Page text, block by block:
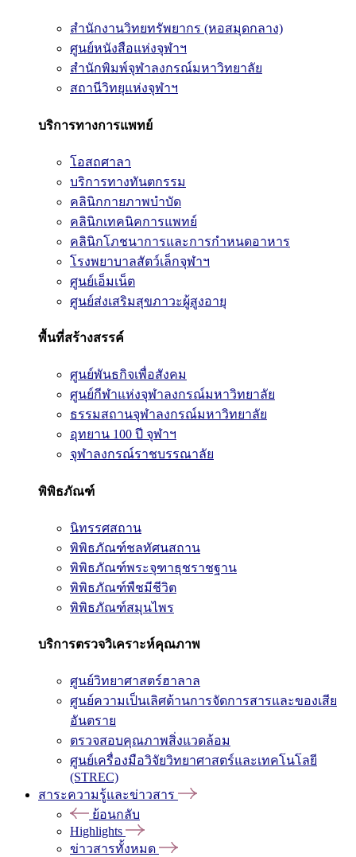
สำนักงานวิทยทรัพยากร (หอสมุดกลาง)
ศูนย์หนังสือแห่งจุฬาฯ
สำนักพิมพ์จุฬาลงกรณ์มหาวิทยาลัย
สถานีวิทยุแห่งจุฬาฯ
บริการทางการแพทย์
โอสถศาลา
บริการทางทันตกรรม
คลินิกกายภาพบำบัด
คลินิกเทคนิคการแพทย์
คลินิกโภชนาการและการกำหนดอาหาร
โรงพยาบาลสัตว์เล็กจุฬาฯ
ศูนย์เอ็มเน็ต
ศูนย์ส่งเสริมสุขภาวะผู้สูงอายุ
พื้นที่สร้างสรรค์
ศูนย์พันธกิจเพื่อสังคม
ศูนย์กีฬาแห่งจุฬาลงกรณ์มหาวิทยาลัย
ธรรมสถานจุฬาลงกรณ์มหาวิทยาลัย
อุทยาน 100 ปี จุฬาฯ
จุฬาลงกรณ์ราชบรรณาลัย
พิพิธภัณฑ์
นิทรรศสถาน
พิพิธภัณฑ์ชลทัศนสถาน
พิพิธภัณฑ์พระจุฑาธุชราชฐาน
พิพิธภัณฑ์พืชมีชีวิต
พิพิธภัณฑ์สมุนไพร
บริการตรวจวิเคราะห์คุณภาพ
ศูนย์วิทยาศาสตร์ฮาลาล
ศูนย์ความเป็นเลิศด้านการจัดการสารและของเสีย
อันตราย
ตรวจสอบคุณภาพสิ่งแวดล้อม
ศูนย์เครื่องมือวิจัยวิทยาศาสตร์และเทคโนโลยี
(STREC)
สาระความรู้และข่าวสาร
ย้อนกลับ
Highlights
ข่าวสารทั้งหมด